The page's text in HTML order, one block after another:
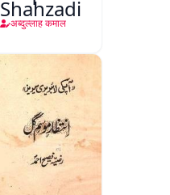
Shahzadi
अब्दुल्लाह कमाल